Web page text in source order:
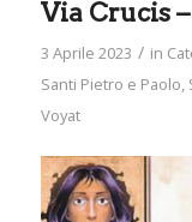
Via Crucis
3 Aprile 2023 / in
Santi Pietro e Paolo,
Voyat